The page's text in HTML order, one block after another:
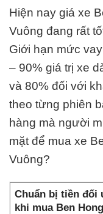
Hiện nay giá xe
Vuông đang rất
Giới hạn mức
– 90% giá trị xe
và 80% đối với
theo từng phiên
hàng mà người
mặt để mua xe
Vuông?
Chuẩn bị tiền đối
khi mua Ben